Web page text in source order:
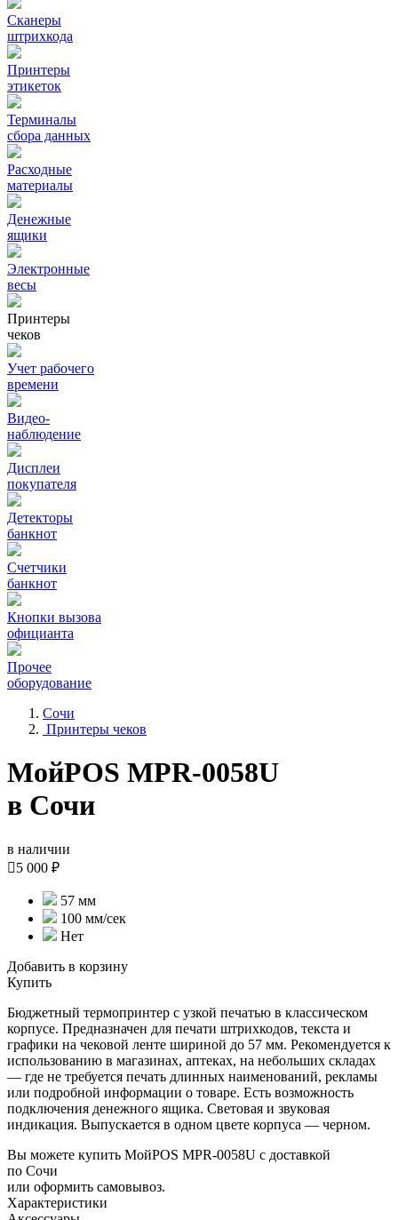
Сканеры
штрихкода
Принтеры
этикеток
Терминалы
сбора данных
Расходные
материалы
Денежные
ящики
Электронные
весы
Принтеры
чеков
Учет рабочего
времени
Видео‑
наблюдение
Дисплеи
покупателя
Детекторы
банкнот
Счетчики
банкнот
Кнопки вызова
официанта
Прочее
оборудование
Сочи
Принтеры чеков
МойPOS MPR-0058U
в Сочи
в наличии
5 000 ₽
57 мм
100 мм/сек
Нет
Добавить в корзину
Купить
Бюджетный термопринтер с узкой печатью в классическом
корпусе. Предназначен для печати штрихкодов, текста и
графики на чековой ленте шириной до 57 мм. Рекомендуется к
использованию в магазинах, аптеках, на небольших складах
— где не требуется печать длинных наименований, рекламы
или подробной информации о товаре. Есть возможность
подключения денежного ящика. Световая и звуковая
индикация. Выпускается в одном цвете корпуса — черном.
Вы можете купить МойPOS MPR-0058U с доставкой
по Сочи
или оформить самовывоз.
Характеристики